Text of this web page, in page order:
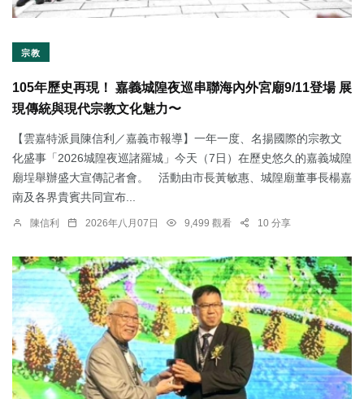
宗教
105年歷史再現！ 嘉義城隍夜巡串聯海內外宮廟9/11登場 展
現傳統與現代宗教文化魅力〜
【雲嘉特派員陳信利／嘉義市報導】一年一度、名揚國際的宗教文
化盛事「2026城隍夜巡諸羅城」今天（7日）在歷史悠久的嘉義城隍
廟埕舉辦盛大宣傳記者會。 活動由市長黃敏惠、城隍廟董事長楊嘉
南及各界貴賓共同宣布...
陳信利 2026年八月07日 9,499 觀看 10 分享